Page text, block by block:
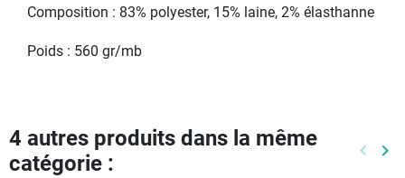
Composition : 83% polyester, 15% laine, 2% élasthanne
Poids : 560 gr/mb
4 autres produits dans la même
catégorie :
keyboard_arrow_left keyboard_arrow_right